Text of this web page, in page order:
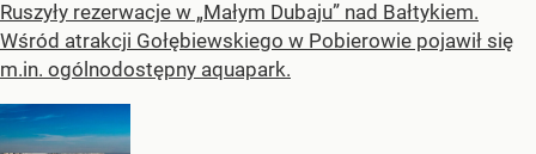
Ruszyły rezerwacje w „Małym Dubaju” nad Bałtykiem.
Wśród atrakcji Gołębiewskiego w Pobierowie pojawił się
m.in. ogólnodostępny aquapark.